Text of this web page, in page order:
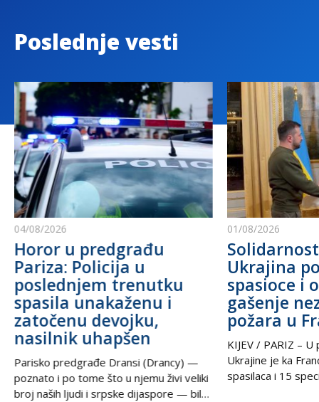
Poslednje vesti
04/08/2026
Horor u predgrađu
Pariza: Policija u
poslednjem trenutku
spasila unakaženu i
zatočenu devojku,
nasilnik uhapšen
Parisko predgrađe Dransi (Drancy) —
poznato i po tome što u njemu živi veliki
broj naših ljudi i srpske dijaspore — bilo
01/08/2026
Ukrajina
spasioce i
gašenje
požara u
KIJEV / PARIZ –
Ukrajine je ka
spasilaca i 15